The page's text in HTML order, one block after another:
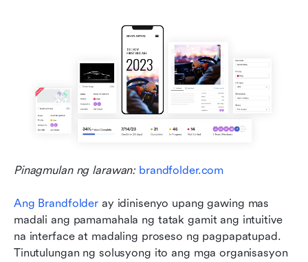
Pinagmulan ng larawan: brandfolder.com
Ang Brandfolder ay idinisenyo upang gawing mas
madali ang pamamahala ng tatak gamit ang intuitive
na interface at madaling proseso ng pagpapatupad.
Tinutulungan ng solusyong ito ang mga organisasyon